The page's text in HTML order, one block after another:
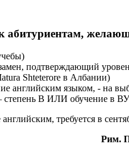
абитуриентам,
подтверждающий
Shteterore в Албании)
английским языком, - на
B ИЛИ обучение в
требуется в
Рим.